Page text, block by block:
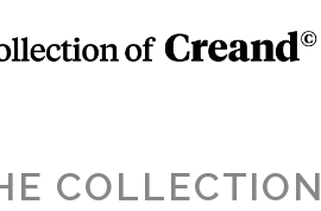
COLLECTION